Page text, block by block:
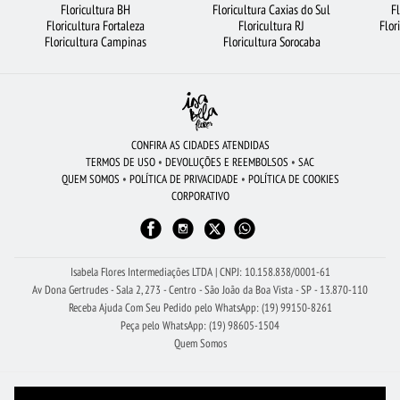
FLORICULTURA CAMPINAS ROSAS VERMELHAS
MAIS BUSCADOS
BUQUÊ DE 12 ROSAS VERMELHAS
FLORICULTURA BH BUQUÊ DE ROSAS VERMELHAS VIOLETA
CIDADES MAIS PROCURADAS FLORICULTURA GOIÂNIA
FLORICULTURA SALVADOR FLORICULTURA MANAUS
FLORICULTURA SÃO JOSÉ DOS CAMPOS
Floricultura BH
Floricultura Fortaleza
Floricultura Campinas
Floricultura Caxias do Sul
Floricultura RJ
Floricultura Sorocaba
CONFIRA AS CIDADES ATENDIDAS
TERMOS DE USO • DEVOLUÇÕES E REEMBOLSOS • SAC
QUEM SOMOS • POLÍTICA DE PRIVACIDADE • POLÍTICA DE COOKIES
CORPORATIVO
Isabela Flores Intermediações LTDA | CNPJ: 10.158.838/0001-61
Av Dona Gertrudes - Sala 2, 273 - Centro - São João da Boa Vista - SP - 13.870-110
Receba Ajuda Com Seu Pedido pelo WhatsApp: (19) 99150-8261
Peça pelo WhatsApp: (19) 98605-1504
Quem Somos